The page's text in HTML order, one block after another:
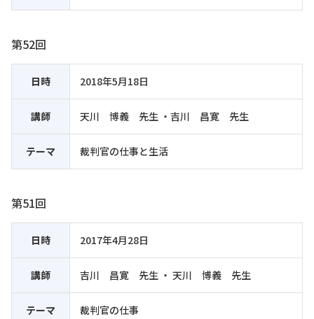
第52回
日時 2018年5月18日
講師 天川 博義 先生 ・吉川 昌寛 先生
テーマ 裁判官の仕事と生活
第51回
日時 2017年4月28日
講師 吉川 昌寛 先生 ・ 天川 博義 先生
テーマ 裁判官の仕事